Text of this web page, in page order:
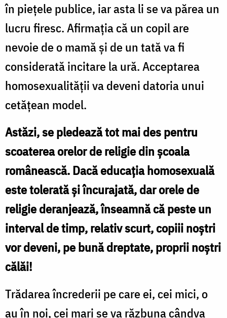
în pieţele publice, iar asta li se va părea un
lucru firesc. Afirmaţia că un copil are
nevoie de o mamă şi de un tată va fi
considerată incitare la ură. Acceptarea
homosexualităţii va deveni datoria unui
cetăţean model.
Astăzi, se pledează tot mai des pentru
scoaterea orelor de religie din şcoala
românească. Dacă educaţia homosexuală
este tolerată şi încurajată, dar orele de
religie deranjează, înseamnă că peste un
interval de timp, relativ scurt, copiii noştri
vor deveni, pe bună dreptate, proprii noştri
călăi!
Trădarea încrederii pe care ei, cei mici, o
au în noi, cei mari se va răzbuna cândva